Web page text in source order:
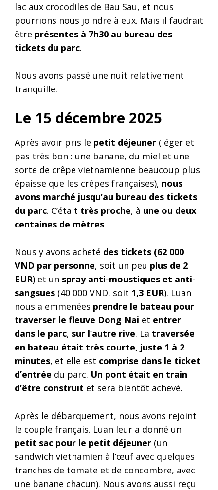
lac aux crocodiles de Bau Sau, et nous
pourrions nous joindre à eux. Mais il faudrait
être présentes à 7h30 au bureau des
tickets du parc.
Nous avons passé une nuit relativement
tranquille.
Le 15 décembre 2025
Après avoir pris le petit déjeuner (léger et
pas très bon : une banane, du miel et une
sorte de crêpe vietnamienne beaucoup plus
épaisse que les crêpes françaises), nous
avons marché jusqu’au bureau des tickets
du parc. C’était très proche, à une ou deux
centaines de mètres.
Nous y avons acheté des tickets (62 000
VND par personne, soit un peu plus de 2
EUR) et un spray anti-moustiques et anti-
sangsues (40 000 VND, soit 1,3 EUR). Luan
nous a emmenées prendre le bateau pour
traverser le fleuve Dong Nai et entrer
dans le parc, sur l’autre rive. La traversée
en bateau était très courte, juste 1 à 2
minutes, et elle est comprise dans le ticket
d’entrée du parc. Un pont était en train
d’être construit et sera bientôt achevé.
Après le débarquement, nous avons rejoint
le couple français. Luan leur a donné un
petit sac pour le petit déjeuner (un
sandwich vietnamien à l’œuf avec quelques
tranches de tomate et de concombre, avec
une banane chacun). Nous avons aussi reçu